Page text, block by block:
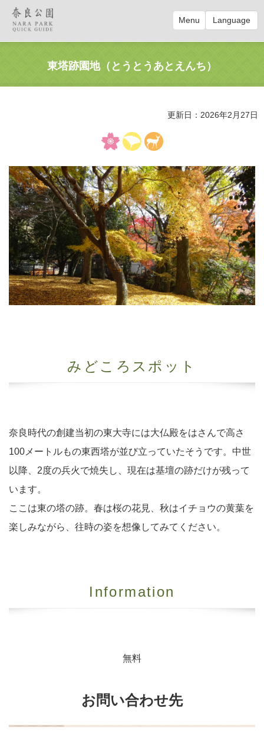
Menu Language
東塔跡園地（とうとうあとえんち）
更新日：2026年2月27日
みどころスポット
奈良時代の創建当初の東大寺には大仏殿をはさんで高さ
100メートルもの東西塔が並び立っていたそうです。中世
以降、2度の兵火で焼失し、現在は基壇の跡だけが残って
います。
ここは東の塔の跡。春は桜の花見、秋はイチョウの黄葉を
楽しみながら、往時の姿を想像してみてください。
Information
無料
お問い合わせ先